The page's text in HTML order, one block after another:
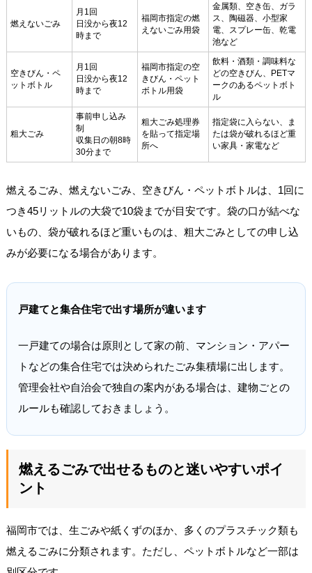
燃えないごみ
月1回
日没から夜12
時まで
福岡市指定の燃
えないごみ用袋
金属類、空き缶、ガラ
ス、陶磁器、小型家
電、スプレー缶、乾電
池など
空きびん・ペ
ットボトル
月1回
日没から夜12
時まで
福岡市指定の空
きびん・ペット
ボトル用袋
飲料・酒類・調味料な
どの空きびん、PETマ
ークのあるペットボト
ル
粗大ごみ
事前申し込み
制
収集日の朝8時
30分まで
粗大ごみ処理券
を貼って指定場
所へ
指定袋に入らない、ま
たは袋が破れるほど重
い家具・家電など
燃えるごみ、燃えないごみ、空きびん・ペットボトルは、1回に
つき45リットルの大袋で10袋までが目安です。袋の口が結べな
いもの、袋が破れるほど重いものは、粗大ごみとしての申し込
みが必要になる場合があります。
戸建てと集合住宅で出す場所が違います
一戸建ての場合は原則として家の前、マンション・アパー
トなどの集合住宅では決められたごみ集積場に出します。
管理会社や自治会で独自の案内がある場合は、建物ごとの
ルールも確認しておきましょう。
燃えるごみで出せるものと迷いやすいポイ
ント
福岡市では、生ごみや紙くずのほか、多くのプラスチック類も
燃えるごみに分類されます。ただし、ペットボトルなど一部は